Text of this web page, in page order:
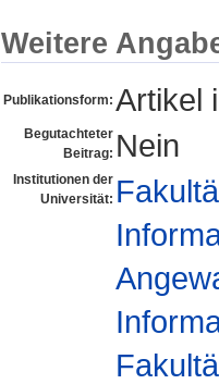
Weitere
Publikationsform: Artikel
Begutachteter
Beitrag: Nein
Institutionen der
Universität: